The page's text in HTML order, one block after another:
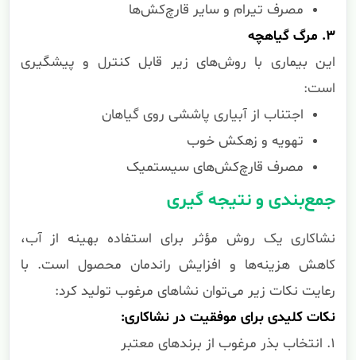
مصرف تیرام و سایر قارچ‌کش‌ها
۳. مرگ گیاهچه
این بیماری با روش‌های زیر قابل کنترل و پیشگیری
است:
اجتناب از آبیاری پاششی روی گیاهان
تهویه و زهکش خوب
مصرف قارچ‌کش‌های سیستمیک
جمع‌بندی و نتیجه گیری
نشاکاری یک روش مؤثر برای استفاده بهینه از آب،
کاهش هزینه‌ها و افزایش راندمان محصول است. با
رعایت نکات زیر می‌توان نشاهای مرغوب تولید کرد:
نکات کلیدی برای موفقیت در نشاکاری:
۱. انتخاب بذر مرغوب از برندهای معتبر